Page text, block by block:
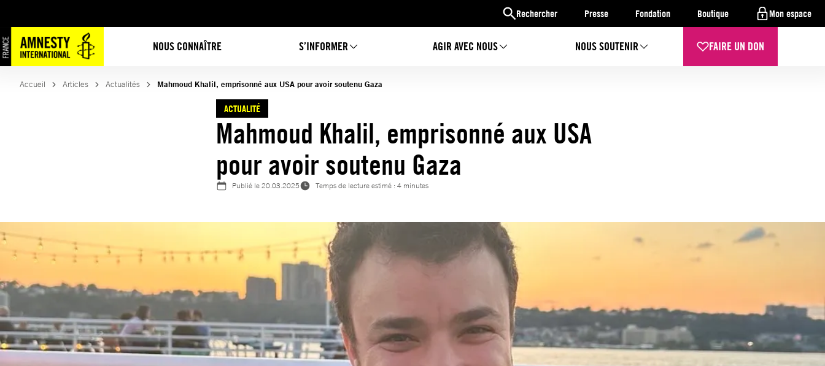
Rechercher Presse Fondation Boutique Mon espace
NOUS CONNAÎTRE S’INFORMER AGIR AVEC NOUS NOUS SOUTENIR FAIRE UN DON
au
contenu
Accueil Articles Actualités Mahmoud Khalil, emprisonné aux USA pour avoir soutenu Gaza
ACTUALITÉ
Mahmoud Khalil, emprisonné aux USA
pour avoir soutenu Gaza
Publié le20.03.2025 Temps de lecture estimé : 4 minutes